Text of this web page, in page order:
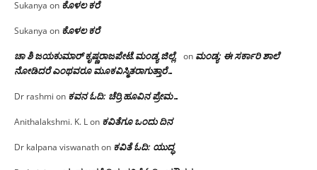
Sukanya on ಕೊಳಲ ಕರೆ
Sukanya on ಕೊಳಲ ಕರೆ
ಚಾ ಶಿ ಜಯಕುಮಾರ್ ಕೃಷ್ಣರಾಜಪೇಟೆ.ಮಂಡ್ಯ ಜಿಲ್ಲೆ. on ಮಂಡ್ಯ: ಈ ಸರ್ಕಾರಿ ಶಾಲೆ
ನೋಡಿದರೆ ಎಂಥವರೂ ಮೂಕವಿಸ್ಮಿತರಾಗುತ್ತಾರೆ…
Dr rashmi on ಕವನ ಓದಿ: ಚೆರ್ರಿ ಹೂವಿನ ಪ್ರೇಮ…
Anithalakshmi. K. Lon ಕವಿತೆಗೂ ಒಂದು ದಿನ
Dr kalpana viswanathon ಕವಿತೆ ಓದಿ: ಯುದ್ಧ